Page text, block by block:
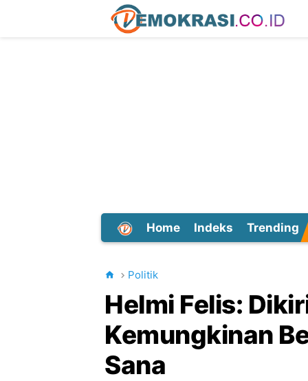
Home Indeks Trending
Politik
Helmi Felis:
Kemungkinan
Sana